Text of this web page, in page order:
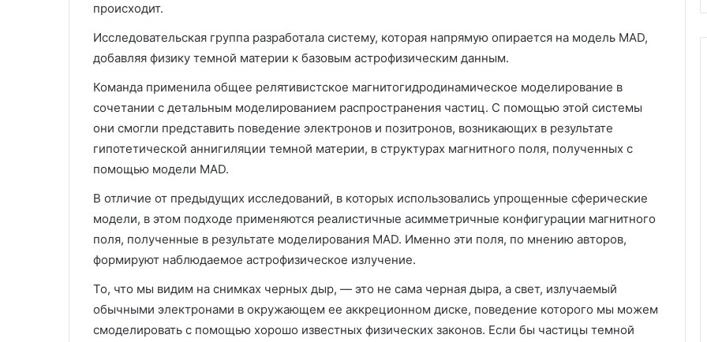
происходит.
Исследовательская группа разработала систему, которая напрямую опирается на модель MAD,
добавляя физику темной материи к базовым астрофизическим данным.
Команда применила общее релятивистское магнитогидродинамическое моделирование в
сочетании с детальным моделированием распространения частиц. С помощью этой системы
они смогли представить поведение электронов и позитронов, возникающих в результате
гипотетической аннигиляции темной материи, в структурах магнитного поля, полученных с
помощью модели MAD.
В отличие от предыдущих исследований, в которых использовались упрощенные сферические
модели, в этом подходе применяются реалистичные асимметричные конфигурации магнитного
поля, полученные в результате моделирования MAD. Именно эти поля, по мнению авторов,
формируют наблюдаемое астрофизическое излучение.
То, что мы видим на снимках черных дыр, — это не сама черная дыра, а свет, излучаемый
обычными электронами в окружающем ее аккреционном диске, поведение которого мы можем
смоделировать с помощью хорошо известных физических законов. Если бы частицы темной